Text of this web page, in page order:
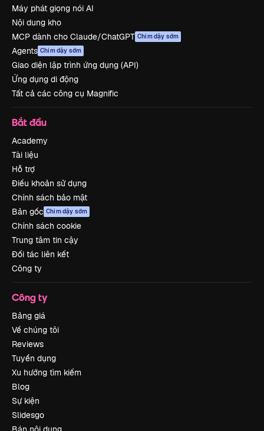
Máy phát giọng nói AI
Nội dung kho
MCP dành cho Claude/ChatGPT Chim dậy sớm
Agents Chim dậy sớm
Giao diện lập trình ứng dụng (API)
Ứng dụng di động
Tất cả các công cụ Magnific
Bắt đầu
Academy
Tài liệu
Hỗ trợ
Điều khoản sử dụng
Chính sách bảo mật
Bản gốc Chim dậy sớm
Chính sách cookie
Trung tâm tin cậy
Đối tác liên kết
Công ty
Công ty
Bảng giá
Về chúng tôi
Reviews
Tuyển dụng
Xu hướng tìm kiếm
Blog
Sự kiện
Slidesgo